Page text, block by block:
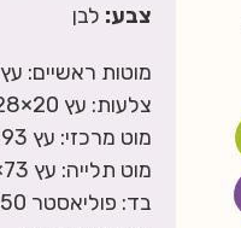
צבע: לבן
מוטות ראשיים: עץ
צלעות: עץ 20×28 מ"מ
מוט מרכזי: עץ 93×93 מ"מ
מוט תלייה: עץ 73×73 מ"מ
בד: פוליאסטר 250 גר'/מ"ר